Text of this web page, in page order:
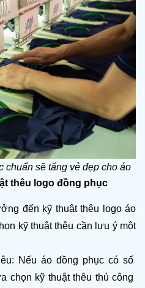
chuẩn sẽ tăng vẻ đẹp cho áo
thêu logo đồng phục
đến kỹ thuật thêu logo áo
kỹ thuật thêu cần lưu ý một
Nếu áo đồng phục có số
chọn kỹ thuật thêu thủ công